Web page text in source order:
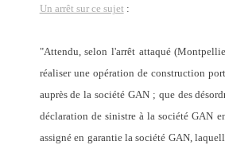
Un arrêt sur ce sujet :
"Attendu, selon l'arrêt attaqué
réaliser une opération de construction
auprès de la société GAN ; que des
déclaration de sinistre à la société GAN
assigné en garantie la société GAN,